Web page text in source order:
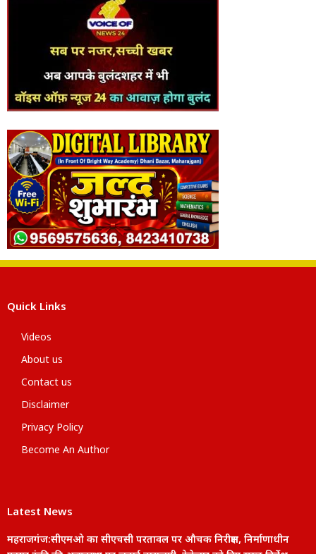
Quick Links
Videos
About us
Contact us
Disclaimer
Privacy Policy
Become An Author
Latest News
महराजगंज:सीएमओ का सीएचसी परतावल पर औचक निरीक्षण, निर्माणाधीन